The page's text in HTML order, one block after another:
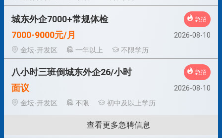
城东外企7000+常规体检 急招
7000-9000元/月
2026-08-10
金坛-开发区
一年以上 不限学历
八小时三班倒城东外企26/小时 急招
面议
2026-08-10
金坛-开发区
不限 初中及以上学历
查看更多急聘信息